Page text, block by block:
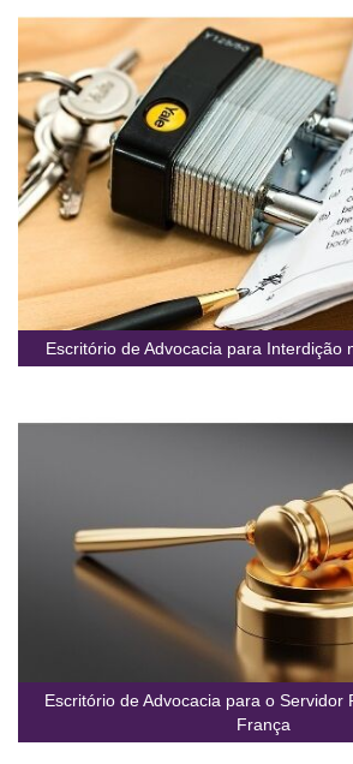
Escritório de Advocacia para Interdição
Escritório de Advocacia para o Servidor
França